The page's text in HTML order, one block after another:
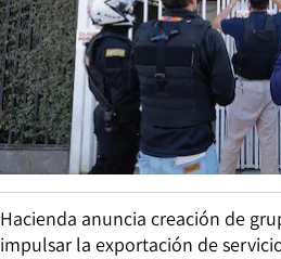
Hacienda anuncia creación de
impulsar la exportación de